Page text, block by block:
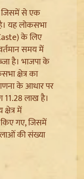
में भारी
हुआ सील
जिसमें से एक
यह लोकसभा
के लिए
समय में
है। भाजपा के
क्षेत्र का
के आधार पर
लाख है।
में
गए, जिसमें
की संख्या